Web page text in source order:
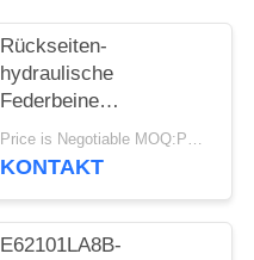
Rückseiten-
hydraulische
Federbeine
E62101LA7B Nissan
Patrol Infiniti QX56
Price is Negotiable MOQ:PC 1
KONTAKT
E62101LA8B-